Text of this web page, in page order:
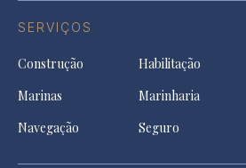
SERVIÇOS
Construção Habilitação
Marinas
Marinharia
Navegação
Seguro